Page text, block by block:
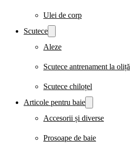
Ulei de corp
Scutece
Aleze
Scutece antrenament la oliță
Scutece chiloțel
Articole pentru baie
Accesorii și diverse
Prosoape de baie